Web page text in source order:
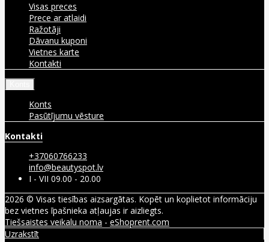
Visas preces
Prece ar atlaidi
Ražotāji
Dāvanu kuponi
Vietnes karte
Kontakti
Konts
Pasūtījumu vēsture
Kontakti
+37060766233
info@beautyspot.lv
I - VII 09.00 - 20.00
2026 © Visas tiesības aizsargātas. Kopēt un koplietot informāciju
bez vietnes īpašnieka atļaujas ir aizliegts.
Tiešsaistes veikalu noma - eShoprent.com
Uzrakstīt